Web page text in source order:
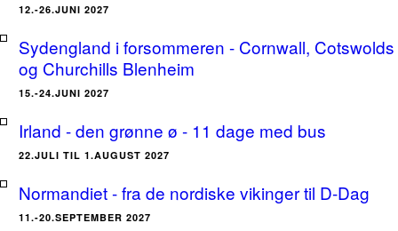
12.-26.JUNI 2027
Sydengland i forsommeren - Cornwall, Cotswolds
og Churchills Blenheim
15.-24.JUNI 2027
Irland - den grønne ø - 11 dage med bus
22.JULI TIL 1.AUGUST 2027
Normandiet - fra de nordiske vikinger til D-Dag
11.-20.SEPTEMBER 2027